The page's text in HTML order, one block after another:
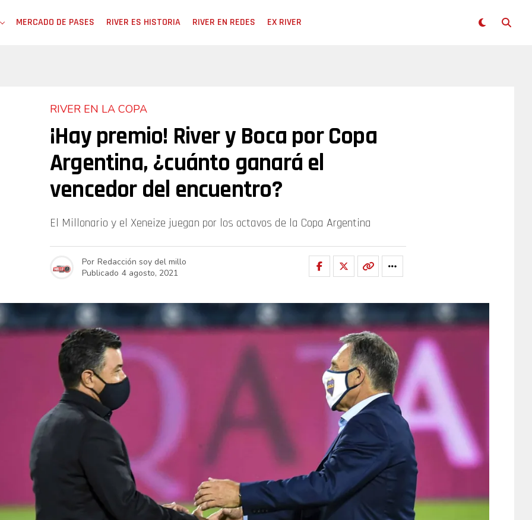
MERCADO DE PASES RIVER ES HISTORIA RIVER EN REDES EX RIVER
RIVER EN LA COPA
¡Hay premio! River y Boca por Copa
Argentina, ¿cuánto ganará el
vencedor del encuentro?
El Millonario y el Xeneize juegan por los octavos de la Copa Argentina
Por Redacción soy del millo
Publicado 4 agosto, 2021